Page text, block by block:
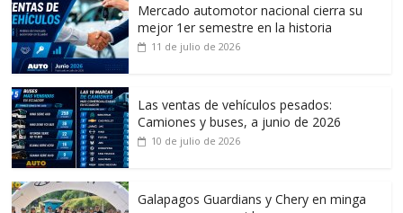
Mercado automotor nacional cierra su
mejor 1er semestre en la historia
11 de julio de 2026
Las ventas de vehículos pesados:
Camiones y buses, a junio de 2026
10 de julio de 2026
Galapagos Guardians y Chery en minga